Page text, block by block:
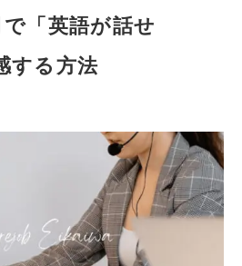
「英語が話せ
する方法